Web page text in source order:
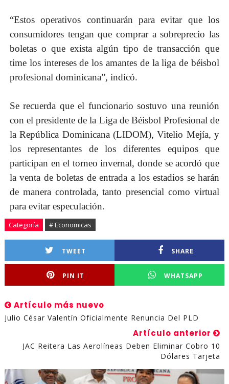
“Estos operativos continuarán para evitar que los
consumidores tengan que comprar a sobreprecio las
boletas o que exista algún tipo de transacción que
time los intereses de los amantes de la liga de béisbol
profesional dominicana”, indicó.
Se recuerda que el funcionario sostuvo una reunión
con el presidente de la Liga de Béisbol Profesional de
la República Dominicana (LIDOM), Vitelio Mejía, y
los representantes de los diferentes equipos que
participan en el torneo invernal, donde se acordó que
la venta de boletas de entrada a los estadios se harán
de manera controlada, tanto presencial como virtual
para evitar especulación.
Categoría # Economicas
TWEET SHARE
PIN IT WHATSAPP
Artículo más nuevo
Julio César Valentín Oficialmente Renuncia Del PLD
Artículo anterior
JAC Reitera Las Aerolíneas Deben Eliminar Cobro 10
Dólares Tarjeta